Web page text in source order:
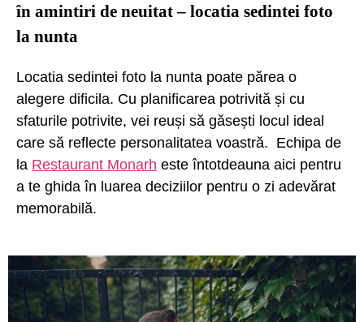
în amintiri de neuitat – locatia sedintei foto
la nunta
Locatia sedintei foto la nunta poate părea o
alegere dificila. Cu planificarea potrivită și cu
sfaturile potrivite, vei reuși să găsești locul ideal
care să reflecte personalitatea voastră. Echipa de
la Restaurant Monarh este întotdeauna aici pentru
a te ghida în luarea deciziilor pentru o zi adevărat
memorabilă.